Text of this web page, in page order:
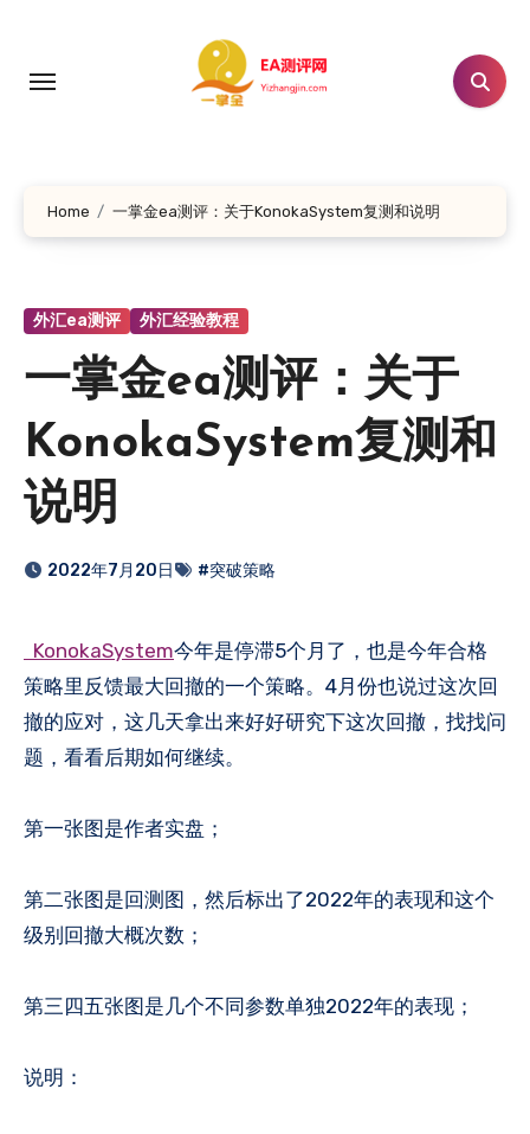
Home 一掌金ea测评：关于KonokaSystem复测和说明
外汇ea测评 外汇经验教程
一掌金ea测评：关于
KonokaSystem复测和
说明
2022年7月20日 #突破策略
KonokaSystem今年是停滞5个月了，也是今年合格
策略里反馈最大回撤的一个策略。4月份也说过这次回
撤的应对，这几天拿出来好好研究下这次回撤，找找问
题，看看后期如何继续。
第一张图是作者实盘；
第二张图是回测图，然后标出了2022年的表现和这个
级别回撤大概次数；
第三四五张图是几个不同参数单独2022年的表现；
说明：